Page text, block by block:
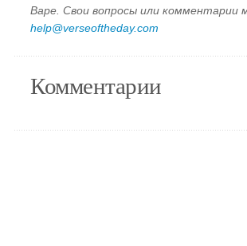
Варе. Свои вопросы или комментарии
help@verseoftheday.com
Комментарии